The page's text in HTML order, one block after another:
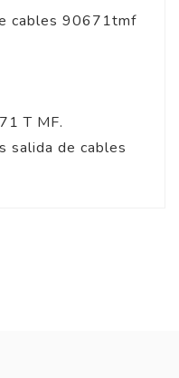
cables 90671tmf
T MF.
salida de cables